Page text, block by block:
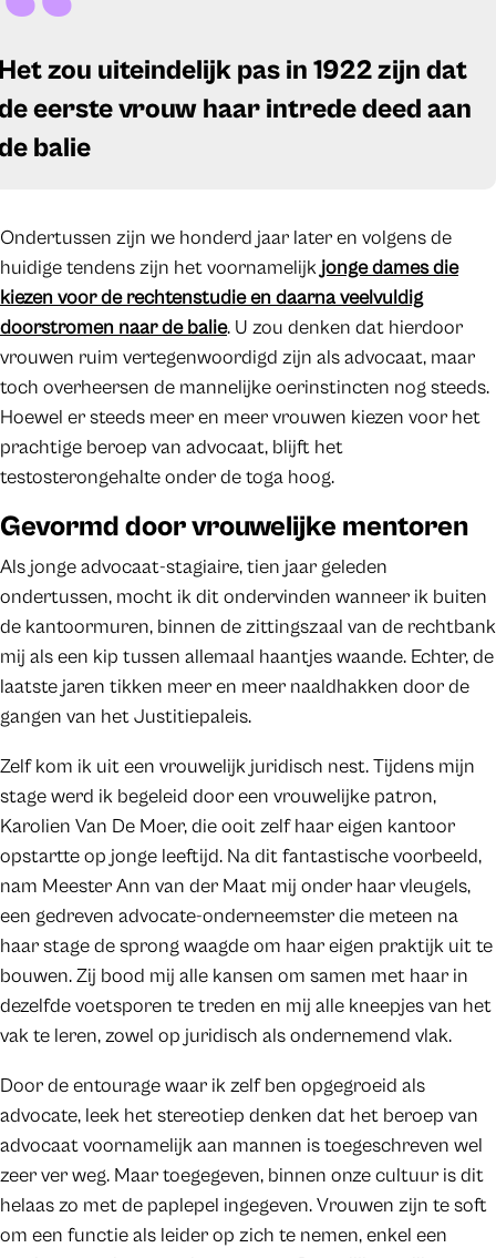
zou uiteindelijk pas in 1922 zijn dat
eerste vrouw haar intrede deed aan
balie
Ondertussen zijn we honderd jaar later en volgens de
huidige tendens zijn het voornamelijk jonge dames die
kiezen voor de rechtenstudie en daarna veelvuldig
doorstromen naar de balie. U zou denken dat hierdoor
vrouwen ruim vertegenwoordigd zijn als advocaat, maar
toch overheersen de mannelijke oerinstincten nog steeds.
Hoewel er steeds meer en meer vrouwen kiezen voor het
prachtige beroep van advocaat, blijft het
testosterongehalte onder de toga hoog.
Gevormd door vrouwelijke mentoren
Als jonge advocaat-stagiaire, tien jaar geleden
ondertussen, mocht ik dit ondervinden wanneer ik buiten
de kantoormuren, binnen de zittingszaal van de rechtbank
mij als een kip tussen allemaal haantjes waande. Echter, de
laatste jaren tikken meer en meer naaldhakken door de
gangen van het Justitiepaleis.
Zelf kom ik uit een vrouwelijk juridisch nest. Tijdens mijn
stage werd ik begeleid door een vrouwelijke patron,
Karolien Van De Moer, die ooit zelf haar eigen kantoor
opstartte op jonge leeftijd. Na dit fantastische voorbeeld,
nam Meester Ann van der Maat mij onder haar vleugels,
een gedreven advocate-onderneemster die meteen na
haar stage de sprong waagde om haar eigen praktijk uit te
bouwen. Zij bood mij alle kansen om samen met haar in
dezelfde voetsporen te treden en mij alle kneepjes van het
vak te leren, zowel op juridisch als ondernemend vlak.
Door de entourage waar ik zelf ben opgegroeid als
advocate, leek het stereotiep denken dat het beroep van
advocaat voornamelijk aan mannen is toegeschreven wel
zeer ver weg. Maar toegegeven, binnen onze cultuur is dit
helaas zo met de paplepel ingegeven. Vrouwen zijn te soft
om een functie als leider op zich te nemen, enkel een